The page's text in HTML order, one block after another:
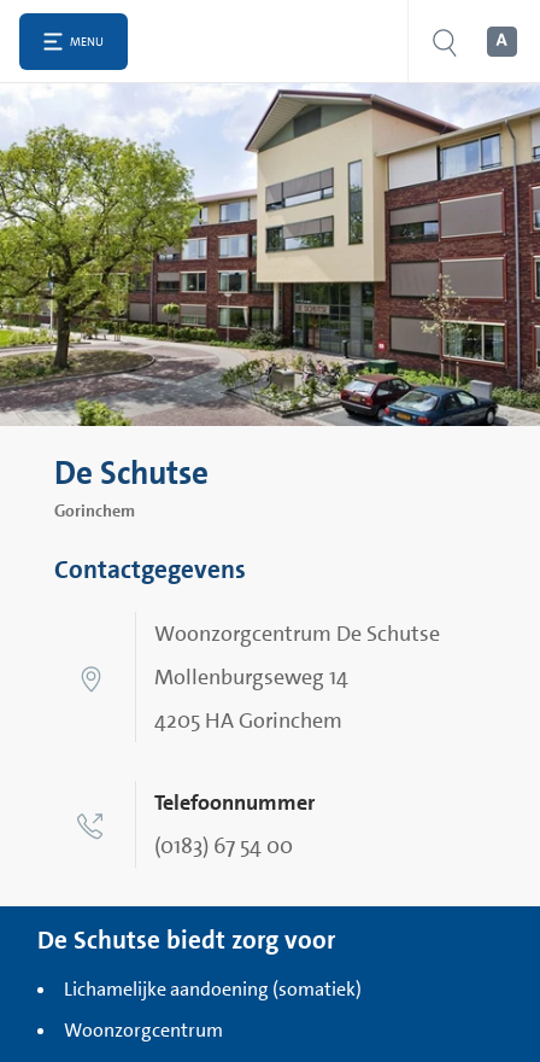
MENU
De Schutse
Gorinchem
Contactgegevens
Woonzorgcentrum De Schutse
Mollenburgseweg 14
4205 HA Gorinchem
Telefoonnummer
(0183) 67 54 00
De Schutse biedt zorg voor
Lichamelijke aandoening (somatiek)
Woonzorgcentrum